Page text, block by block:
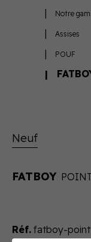
Notre
Assises
POUF
Neuf
FATBOY
Réf. fatboy-